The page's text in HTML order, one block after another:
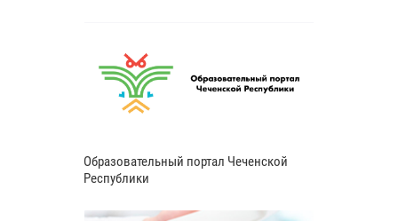
Образовательный портал Чеченской
Республики